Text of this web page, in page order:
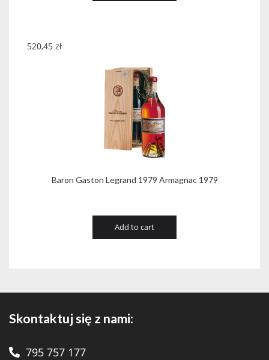
Baron Gaston Legrand 1979 Armagnac 1979
520,45 zł
Add to cart
Skontaktuj się z nami:
795 757 177